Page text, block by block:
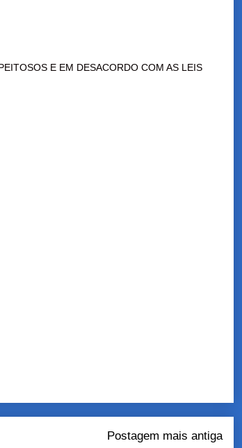
E EM DESACORDO COM AS LEIS
Postagem mais antiga